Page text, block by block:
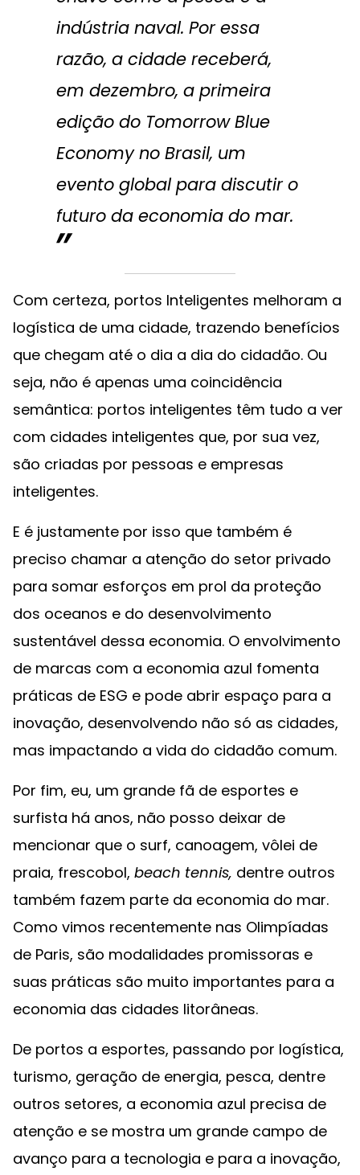
indústria naval. Por essa
razão, a cidade receberá,
em dezembro, a primeira
edição do Tomorrow Blue
Economyno Brasil, um
evento global para discutir o
futuro da economia do mar.
Com certeza, portos Inteligentes melhoram a
logística de uma cidade, trazendo benefícios
que chegam até o dia a dia do cidadão. Ou
seja, não é apenas uma coincidência
semântica: portos inteligentes têm tudo a ver
com cidades inteligentes que, por sua vez,
são criadas por pessoas e empresas
inteligentes.
E é justamente por isso que também é
preciso chamar a atenção do setor privado
para somar esforços em prol da proteção
dos oceanos e do desenvolvimento
sustentável dessa economia. O envolvimento
de marcas com a economia azul fomenta
práticas de ESG e pode abrir espaço para a
inovação, desenvolvendo não só as cidades,
mas impactando a vida do cidadão comum.
Por fim, eu, um grande fã de esportes e
surfista há anos, não posso deixar de
mencionar que o surf, canoagem, vôlei de
praia, frescobol, beach tennis, dentre outros
também fazem parte da economia do mar.
Como vimos recentemente nas Olimpíadas
de Paris, são modalidades promissoras e
suas práticas são muito importantes para a
economia das cidades litorâneas.
De portos a esportes, passando por logística,
turismo, geração de energia, pesca, dentre
outros setores, a economia azul precisa de
atenção e se mostra um grande campo de
avanço para a tecnologia e para a inovação,